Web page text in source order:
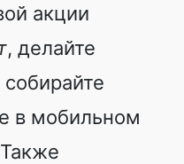
акции
, делайте
в мобильном